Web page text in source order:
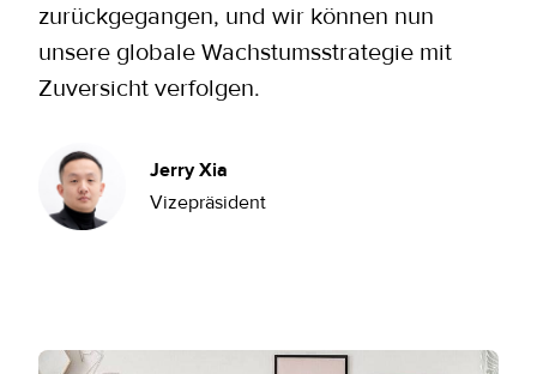
Jerry Xia
Vizepräsident
zurückgegangen, und wir können nun
unsere globale Wachstumsstrategie mit
Zuversicht verfolgen.